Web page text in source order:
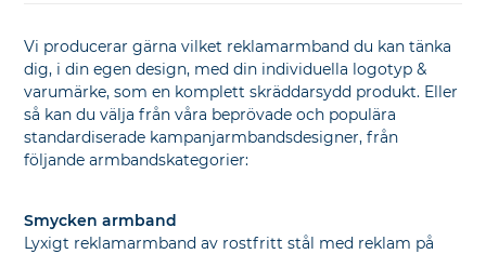
Vi producerar gärna vilket reklamarmband du kan tänka
dig, i din egen design, med din individuella logotyp &
varumärke, som en komplett skräddarsydd produkt. Eller
så kan du välja från våra beprövade och populära
standardiserade kampanjarmbandsdesigner, från
följande armbandskategorier:
Smycken armband
Lyxigt reklamarmband av rostfritt stål med reklam på